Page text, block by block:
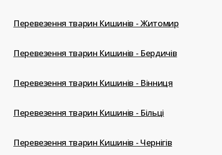
Перевезення тварин Кишинів - Житомир
Перевезення тварин Кишинів - Бердичів
Перевезення тварин Кишинів - Вінниця
Перевезення тварин Кишинів - Більці
Перевезення тварин Кишинів - Чернігів